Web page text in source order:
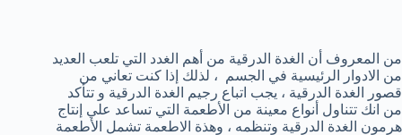
من المعروف أن الغدة الدرقية من أهم الغدد التي تلعب العديد
من الادوار الرئيسية في الجسم ، لذلك إذا كنت تعاني من
قصور الغدة الدرقية ، يجب اتباع رجيم الغدة الدرقية و تتأكد
من انك تتناول أنواع معينة من الأطعمة التي تساعد علي إنتاج
هرمون الغدة الدرقية وتنظمه ، وهذة الاطعمة تشمل الأطعمة